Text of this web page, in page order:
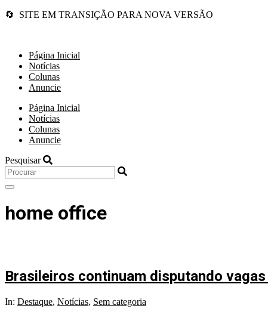
🔄 SITE EM TRANSIÇÃO PARA NOVA VERSÃO
Página Inicial
Notícias
Colunas
Anuncie
Página Inicial
Notícias
Colunas
Anuncie
Pesquisar
home office
Brasileiros continuam disputando
2026-
In: Destaque, Notícias, Sem categoria